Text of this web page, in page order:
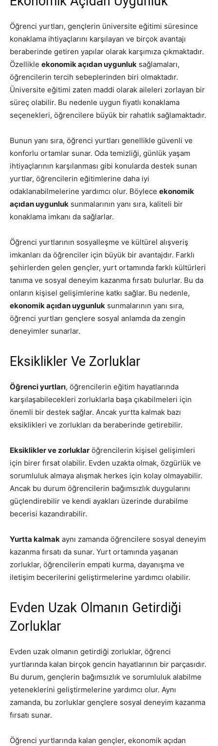
Öğrenci yurtları, gençlerin üniversite eğitimi süresince
konaklama ihtiyaçlarını karşılayan ve birçok avantajı
beraberinde getiren yapılar olarak karşımıza çıkmaktadır.
Özellikle ekonomik açıdan uygunluk sağlamaları,
öğrencilerin tercih sebeplerinden biri olmaktadır.
Üniversite eğitimi zaten maddi olarak aileleri zorlayan bir
süreç olabilir. Bu nedenle uygun fiyatlı konaklama
seçenekleri, öğrencilere büyük bir rahatlık sağlamaktadır.
Bunun yanı sıra, öğrenci yurtları genellikle güvenli ve
konforlu ortamlar sunar. Oda temizliği, günlük yaşam
ihtiyaçlarının karşılanması gibi konularda destek sunan
yurtlar, öğrencilerin eğitimlerine daha iyi
odaklanabilmelerine yardımcı olur. Böylece ekonomik
açıdan uygunluk sunmalarının yanı sıra, kaliteli bir
konaklama imkanı da sağlarlar.
Öğrenci yurtlarının sosyalleşme ve kültürel alışveriş
imkanları da öğrenciler için büyük bir avantajdır. Farklı
şehirlerden gelen gençler, yurt ortamında farklı kültürleri
tanıma ve sosyal deneyim kazanma fırsatı bulurlar. Bu da
onların kişisel gelişimlerine katkı sağlar. Bu nedenle,
ekonomik açıdan uygunluk sunmalarının yanı sıra,
öğrenci yurtları gençlere sosyal anlamda da zengin
deneyimler sunarlar.
Eksiklikler Ve Zorluklar
Öğrenci yurtları, öğrencilerin eğitim hayatlarında
karşılaşabilecekleri zorluklarla başa çıkabilmeleri için
önemli bir destek sağlar. Ancak yurtta kalmak bazı
eksiklikleri ve zorlukları da beraberinde getirebilir.
Eksiklikler ve zorluklar öğrencilerin kişisel gelişimleri
için birer fırsat olabilir. Evden uzakta olmak, özgürlük ve
sorumluluk almaya alışmak herkes için kolay olmayabilir.
Ancak bu durum öğrencilerin bağımsızlık duygularını
güçlendirebilir ve kendi ayakları üzerinde durabilme
becerisi kazandırabilir.
Yurtta kalmak aynı zamanda öğrencilere sosyal deneyim
kazanma fırsatı da sunar. Yurt ortamında yaşanan
zorluklar, öğrencilerin empati kurma, dayanışma ve
iletişim becerilerini geliştirmelerine yardımcı olabilir.
Evden Uzak Olmanın Getirdiği
Zorluklar
Evden uzak olmanın getirdiği zorluklar, öğrenci
yurtlarında kalan birçok gencin hayatlarının bir parçasıdır.
Bu durum, gençlerin bağımsızlık ve sorumluluk alabilme
yeteneklerini geliştirmelerine yardımcı olur. Aynı
zamanda, bu zorluklar gençlere sosyal deneyim kazanma
fırsatı sunar.
Öğrenci yurtlarında kalan gençler, ekonomik açıdan